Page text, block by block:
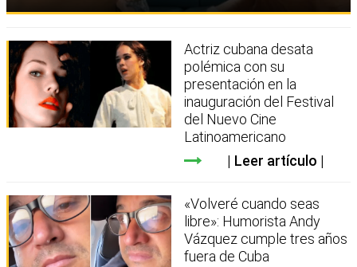
Actriz cubana desata
polémica con su
presentación en la
inauguración del Festival
del Nuevo Cine
Latinoamericano
Leer artículo
«Volveré cuando seas
libre»: Humorista Andy
Vázquez cumple tres años
fuera de Cuba